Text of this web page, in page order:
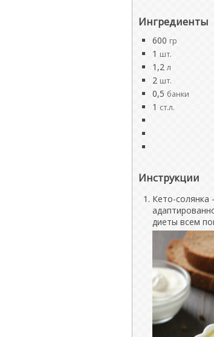
Ингредиенты
600 гр
1 шт.
1,2 л
2 шт.
0,5 банки
1 ст.л.
Инструкции
Кето-солянка
диеты всем